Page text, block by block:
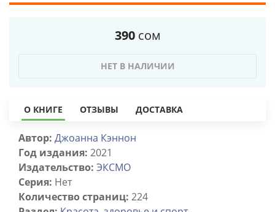
390 сом
НЕТ В НАЛИЧИИ
О КНИГЕ ОТЗЫВЫ ДОСТАВКА
Автор: Джоанна Кэннон
Год издания: 2021
Издательство: ЭКСМО
Серия: Нет
Количество страниц: 224